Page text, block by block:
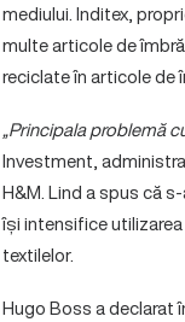
mediului. Inditex,
multe articole de
reciclate în articole de
„Principala problemă
Investment,
H&M. Lind a spus că
își intensifice
textilelor.
Hugo Boss a declarat